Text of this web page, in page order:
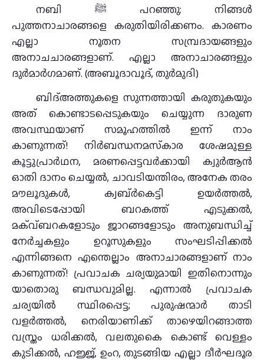
നബി ﷺ പറഞ്ഞു: നിങ്ങള്‍
പുത്തനാചാരങ്ങളെ കരുതിയിരിക്കണം. കാരണം
എല്ലാ നൂതന സമ്പ്രദായങ്ങളും
അനാചചാരങ്ങളാണ്. എല്ലാ അനാചാരങ്ങളും
ദുര്‍മാര്‍ഗമാണ്. (അബൂദാവൂദ്, തുര്‍മുദി)
ബിദ്അത്തുകളെ സുന്നത്തായി കരുതുകയും
അത് കൊണ്ടാടപ്പെടുകയും ചെയ്യുന്ന ദാരുണ
അവസ്ഥയാണ് സമൂഹത്തില്‍ ഇന്ന് നാം
കാണുന്നത്! നിര്‍ബന്ധനമസ്‌കാര ശേഷമുള്ള
കൂട്ടുപ്രാര്‍ഥന, മരണപ്പെട്ടവര്‍ക്കായി ക്വുര്‍ആന്‍
ഓതി ദാനം ചെയ്യല്‍, ചാവടിയന്തിരം, അനേക തരം
മൗലൂദുകള്‍, ക്വബ്ര്‍കെട്ടി ഉയര്‍ത്തല്‍,
അവിടെപ്പോയി ബറകത്ത് എടുക്കല്‍,
മക്വ്ബറകളോടും ജാറങ്ങളോടും അനുബന്ധിച്ച്
നേര്‍ച്ചകളും ഉറൂസുകളും സംഘടിപ്പിക്കല്‍
എന്നിങ്ങനെ എന്തെല്ലാം അനാചാരങ്ങളാണ് നാം
കാണുന്നത്! പ്രവാചക ചര്യയുമായി ഇതിനൊന്നും
യാതൊരു ബന്ധവുമില്ല. എന്നാല്‍ പ്രവാചക
ചര്യയില്‍ സ്ഥിരപ്പെട്ട; പുരുഷന്മാര്‍ താടി
വളര്‍ത്തല്‍, നെരിയാണിക്ക് താഴെയിറങ്ങാത്ത
വസ്ത്രം ധരിക്കല്‍, വലതുകൈ കൊണ്ട് വെള്ളം
കുടിക്കല്‍, ഹജ്ജ്, ഉംറ, തുടങ്ങിയ എല്ലാ ദീര്‍ഘദൂര